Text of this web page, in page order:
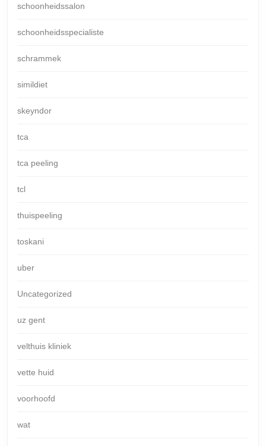
schoonheidssalon
schoonheidsspecialiste
schrammek
simildiet
skeyndor
tca
tca peeling
tcl
thuispeeling
toskani
uber
Uncategorized
uz gent
velthuis kliniek
vette huid
voorhoofd
wat